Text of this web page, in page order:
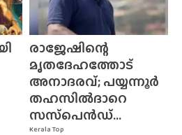
Kerala Top
രാജേഷിന്റെ
മൃതദേഹത്തോട്
അനാദരവ്; പയ്യന്നൂർ
തഹസിൽദാറെ
സസ്‌പെൻഡ്...